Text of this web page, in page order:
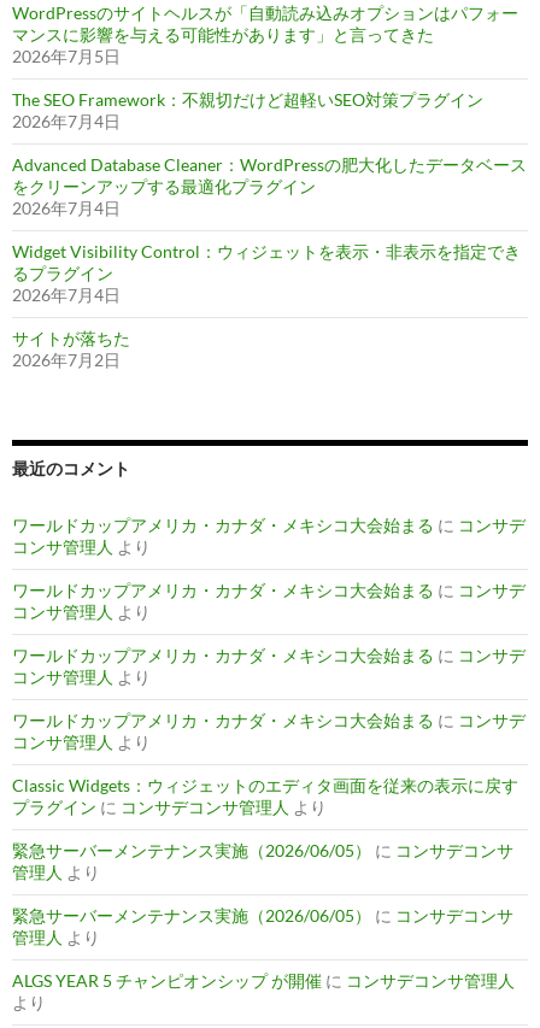
WordPressのサイトヘルスが「自動読み込みオプションはパフォー
マンスに影響を与える可能性があります」と言ってきた
2026年7月5日
The SEO Framework：不親切だけど超軽いSEO対策プラグイン
2026年7月4日
Advanced Database Cleaner：WordPressの肥大化したデータベース
をクリーンアップする最適化プラグイン
2026年7月4日
Widget Visibility Control：ウィジェットを表示・非表示を指定でき
るプラグイン
2026年7月4日
サイトが落ちた
2026年7月2日
最近のコメント
ワールドカップアメリカ・カナダ・メキシコ大会始まる に コンサデ
コンサ管理人 より
ワールドカップアメリカ・カナダ・メキシコ大会始まる に コンサデ
コンサ管理人 より
ワールドカップアメリカ・カナダ・メキシコ大会始まる に コンサデ
コンサ管理人 より
ワールドカップアメリカ・カナダ・メキシコ大会始まる に コンサデ
コンサ管理人 より
Classic Widgets：ウィジェットのエディタ画面を従来の表示に戻す
プラグイン に コンサデコンサ管理人 より
緊急サーバーメンテナンス実施（2026/06/05） に コンサデコンサ
管理人 より
緊急サーバーメンテナンス実施（2026/06/05） に コンサデコンサ
管理人 より
ALGS YEAR 5 チャンピオンシップ が開催 に コンサデコンサ管理人
より